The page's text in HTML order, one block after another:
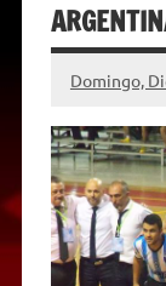
Domingo,